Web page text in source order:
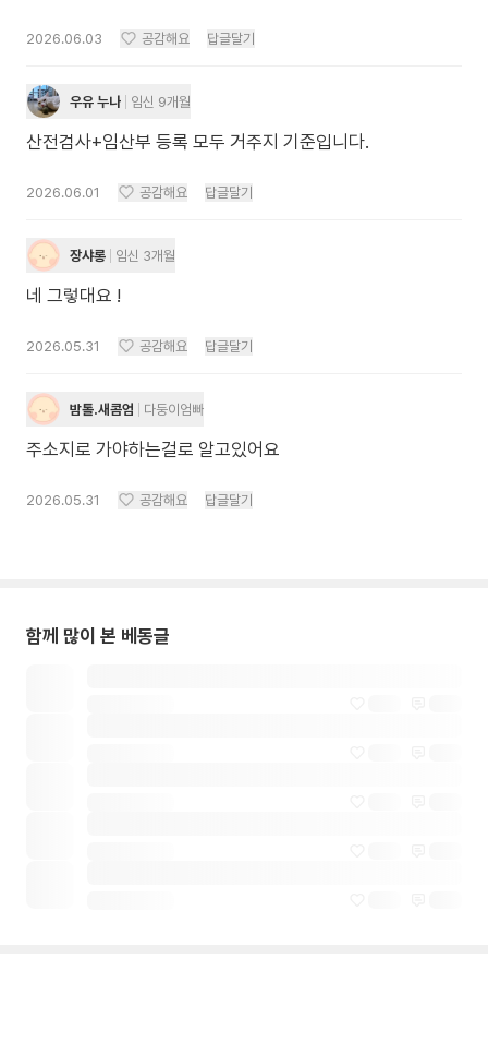
2026.06.03 공감해요 답글달기
우유 누나 임신 9개월
산전검사+임산부 등록 모두 거주지 기준입니다.
2026.06.01 공감해요 답글달기
장샤롱 임신 3개월
네 그렇대요 !
2026.05.31 공감해요 답글달기
밤톨.새콤엄 다둥이엄빠
주소지로 가야하는걸로 알고있어요
2026.05.31 공감해요 답글달기
함께 많이 본 베동글